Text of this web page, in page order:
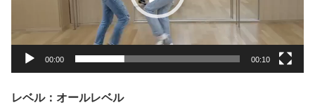
ー
00:00 00:10
レベル：オールレベル